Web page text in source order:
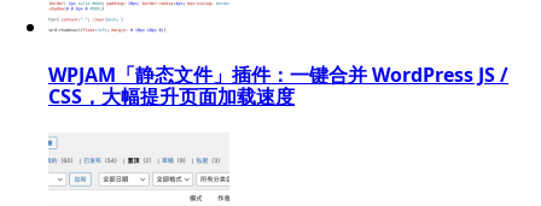
WPJAM「静态文件」插件：一键合并 WordPress JS /
CSS，大幅提升页面加载速度